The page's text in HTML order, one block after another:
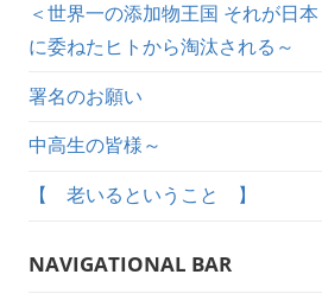
＜世界一の添加物王国 それが日
に委ねたヒトから淘汰される～
署名のお願い
中高生の皆様～
【 老いるということ 】
NAVIGATIONAL BAR